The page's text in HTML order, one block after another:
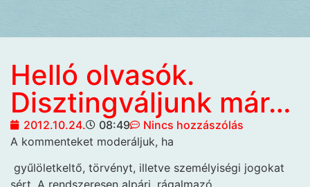
Helló olvasók.
Disztingváljunk már…
2012.10.24. 08:49
Nincs hozzászólás
A kommenteket moderáljuk, ha
gyűlöletkeltő, törvényt, illetve személyiségi jogokat